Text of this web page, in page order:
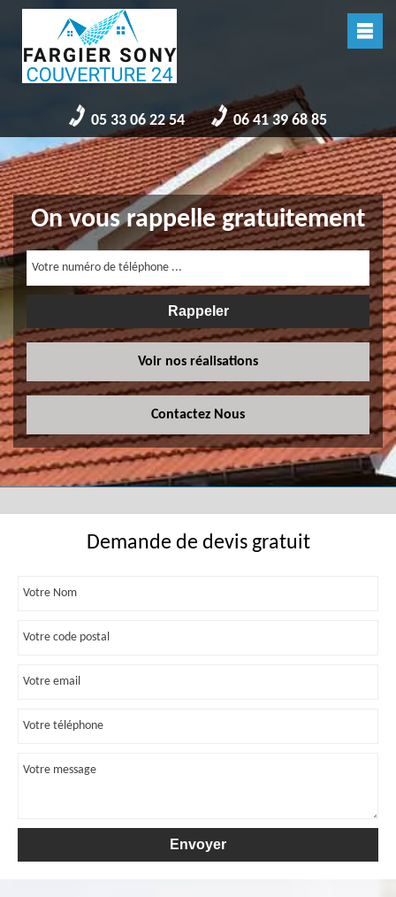
05 33 06 22 54 06 41 39 68 85
On vous rappelle gratuitement
Voir nos réalisations
Contactez Nous
Demande de devis gratuit